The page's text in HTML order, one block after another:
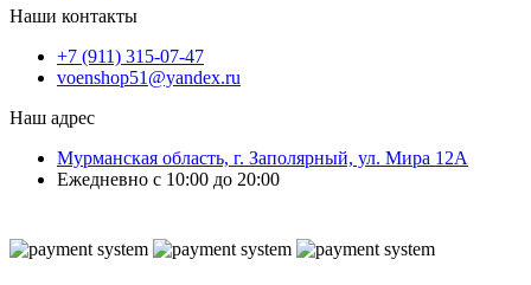
Наши контакты
+7 (911) 315-07-47
voenshop51@yandex.ru
Наш адрес
Мурманская область, г. Заполярный, ул. Мира 12А
Ежедневно с 10:00 до 20:00